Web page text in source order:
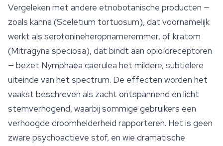
Vergeleken met andere etnobotanische producten —
zoals kanna (Sceletium tortuosum), dat voornamelijk
werkt als serotonineheropnameremmer, of kratom
(Mitragyna speciosa), dat bindt aan opioïdreceptoren
— bezet Nymphaea caerulea het mildere, subtielere
uiteinde van het spectrum. De effecten worden het
vaakst beschreven als zacht ontspannend en licht
stemverhogend, waarbij sommige gebruikers een
verhoogde droomhelderheid rapporteren. Het is geen
zware psychoactieve stof, en wie dramatische